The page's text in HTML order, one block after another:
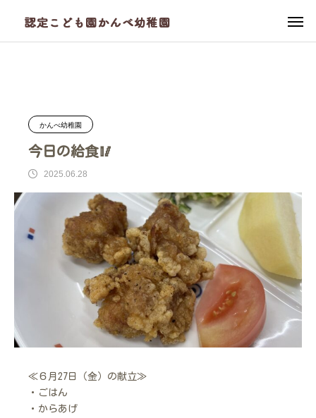
ブログ 今日の給食🥢
かんべ幼稚園
今日の給食🥢
2025.06.28
≪６月27日（金）の献立≫
・ごはん
・からあげ